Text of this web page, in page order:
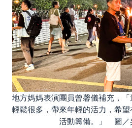
地方媽媽表演團員曾馨儀補充，
輕鬆很多，帶來年輕的活力，希
活動籌備。」 圖／